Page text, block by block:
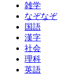
雑学
なぞなぞ
国語
漢字
社会
理科
英語